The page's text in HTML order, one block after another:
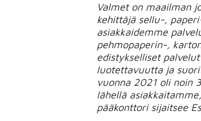
Valmet on maailman
kehittäjä sellu-,
asiakkaidemme
pehmopaperin-,
edistykselliset
luotettavuutta ja
vuonna 2021 oli noin
lähellä
pääkonttori sijaitsee